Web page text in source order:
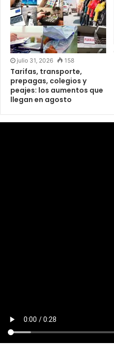
julio 31, 2026 158
Tarifas, transporte,
prepagas, colegios y
peajes: los aumentos que
llegan en agosto